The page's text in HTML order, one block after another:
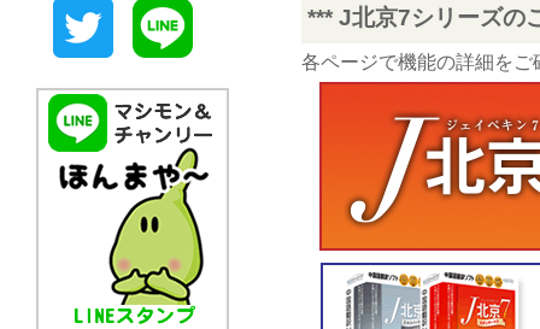
*** J北京7シリーズの
各ページで機能の詳細をご